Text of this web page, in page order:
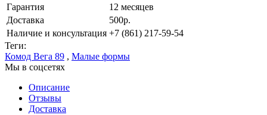
Гарантия
12 месяцев
Доставка
500р.
Наличие и консультация +7 (861) 217-59-54
Теги:
Комод Вега 89 , Малые формы
Мы в соцсетях
Описание
Отзывы
Доставка